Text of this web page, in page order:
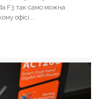
F3 так само можна
офісі....